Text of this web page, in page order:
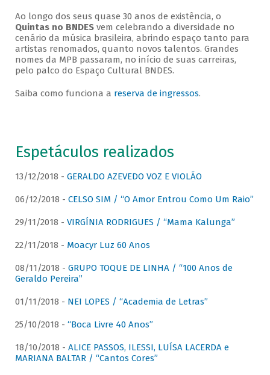
Ao longo dos seus quase 30 anos de existência, o
Quintas no BNDESvem celebrando a diversidade no
cenário da música brasileira, abrindo espaço tanto para
artistas renomados, quanto novos talentos. Grandes
nomes da MPB passaram, no início de suas carreiras,
pelo palco do Espaço Cultural BNDES.
Saiba como funciona a reserva de ingressos.
Espetáculos realizados
13/12/2018 - GERALDO AZEVEDO VOZ E VIOLÃO
06/12/2018 - CELSO SIM / “O Amor Entrou Como Um Raio”
29/11/2018 - VIRGÍNIA RODRIGUES / “Mama Kalunga”
22/11/2018 - Moacyr Luz 60 Anos
08/11/2018 - GRUPO TOQUE DE LINHA / “100 Anos de
Geraldo Pereira”
01/11/2018 - NEI LOPES / “Academia de Letras”
25/10/2018 - “Boca Livre 40 Anos”
18/10/2018 - ALICE PASSOS, ILESSI, LUÍSA LACERDA e
MARIANA BALTAR / “Cantos Cores”